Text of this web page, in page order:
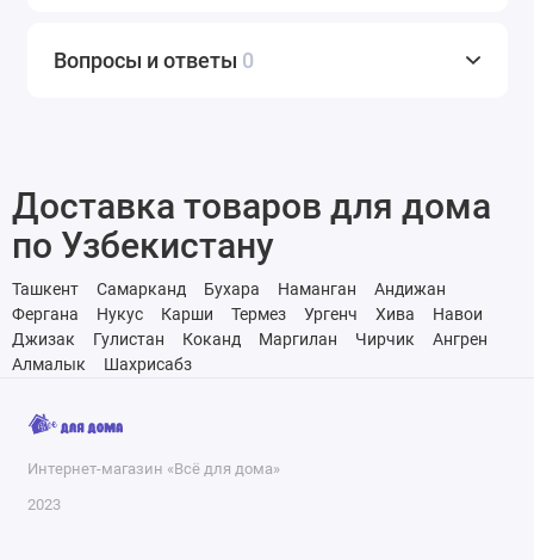
Вопросы и ответы 0
Доставка товаров для дома
по Узбекистану
Ташкент Самарканд Бухара Наманган
Андижан
Фергана
Нукус Карши Термез Ургенч Хива
Навои
Джизак
Гулистан Коканд Маргилан Чирчик
Ангрен
Алмалык
Шахрисабз
Интернет-магазин «Всё для дома»
2023